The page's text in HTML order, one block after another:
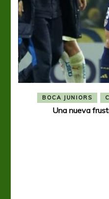
BOCA JUNIORS
Una nueva